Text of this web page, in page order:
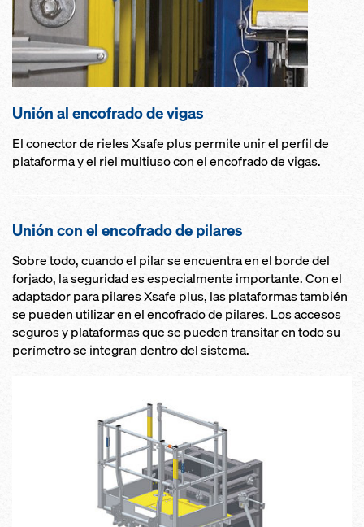
Unión al encofrado de vigas
El conector de rieles Xsafe plus permite unir el perfil de
plataforma y el riel multiuso con el encofrado de vigas.
Unión con el encofrado de pilares
Sobre todo, cuando el pilar se encuentra en el borde del
forjado, la seguridad es especialmente importante. Con el
adaptador para pilares Xsafe plus, las plataformas también
se pueden utilizar en el encofrado de pilares. Los accesos
seguros y plataformas que se pueden transitar en todo su
perímetro se integran dentro del sistema.